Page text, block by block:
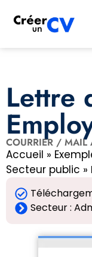
Lettre
COURRIER / MAIL
Accueil »
Secteur public »
Secteur :